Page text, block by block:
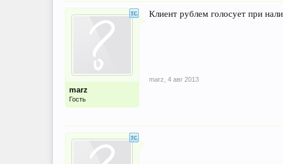
marz
Гость
Клиент рублем голосует при
marz 4 авг 2013